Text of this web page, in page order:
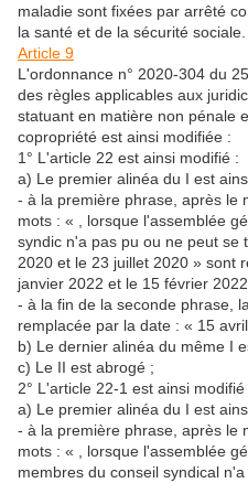
maladie sont fixées par arrêté
la santé et de la sécurité sociale.
Article 9
L'ordonnance n° 2020-304 du
des règles applicables aux
statuant en matière non pénale
copropriété est ainsi modifiée :
1° L'article 22 est ainsi modifié :
a) Le premier alinéa du I est
- à la première phrase, après le
mots : « , lorsque l'assemblée
syndic n'a pas pu ou ne peut se
2020 et le 23 juillet 2020 » sont
janvier 2022 et le 15 février
- à la fin de la seconde phrase,
remplacée par la date : « 15
b) Le dernier alinéa du même I
c) Le II est abrogé ;
2° L'article 22-1 est ainsi modifié
a) Le premier alinéa du I est
- à la première phrase, après le
mots : « , lorsque l'assemblée
membres du conseil syndical